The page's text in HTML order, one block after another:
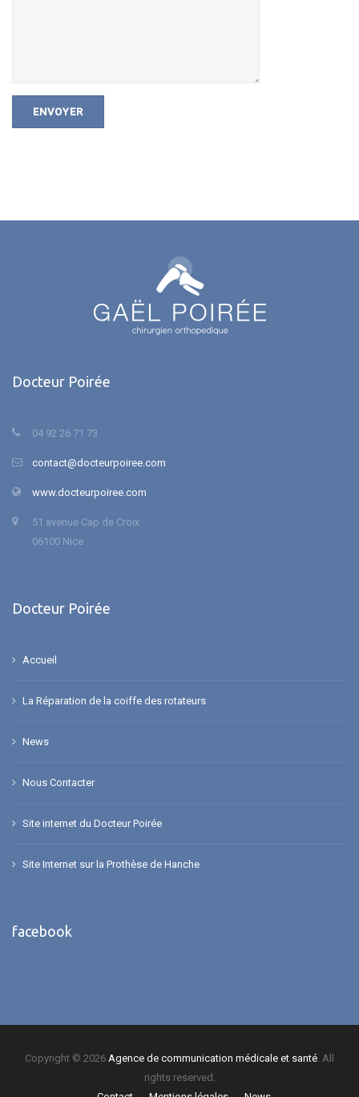
Docteur Poirée
04 92 26 71 73
contact@docteurpoiree.com
www.docteurpoiree.com
51 avenue Cap de Croix
06100 Nice
Docteur Poirée
Accueil
La Réparation de la coiffe des rotateurs
News
Nous Contacter
Site internet du Docteur Poirée
Site Internet sur la Prothèse de Hanche
facebook
Copyright © 2026 Agence de communication médicale et santé. All
rights reserved.